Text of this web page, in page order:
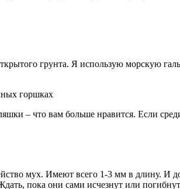
грунта. Я использую морскую
– что вам больше нравится. Если
мух. Имеют всего 1-3 мм в длину. И
пока они сами исчезнут или